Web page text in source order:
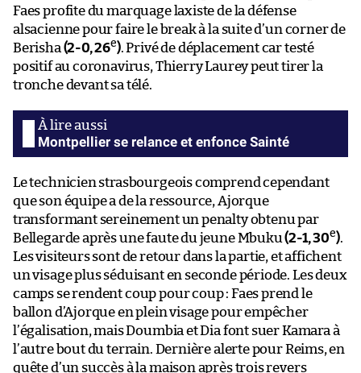
Faes profite du marquage laxiste de la défense
alsacienne pour faire le break à la suite d’un corner de
Berisha (2-0, 26e). Privé de déplacement car testé
positif au coronavirus, Thierry Laurey peut tirer la
tronche devant sa télé.
Montpellier se relance et enfonce Sainté
Le technicien strasbourgeois comprend cependant
que son équipe a de la ressource, Ajorque
transformant sereinement un penalty obtenu par
Bellegarde après une faute du jeune Mbuku(2-1, 30e).
Les visiteurs sont de retour dans la partie, et affichent
un visage plus séduisant en seconde période. Les deux
camps se rendent coup pour coup : Faes prend le
ballon d’Ajorque en plein visage pour empêcher
l’égalisation, mais Doumbia et Dia font suer Kamara à
l’autre bout du terrain. Dernière alerte pour Reims, en
quête d’un succès à la maison après trois revers